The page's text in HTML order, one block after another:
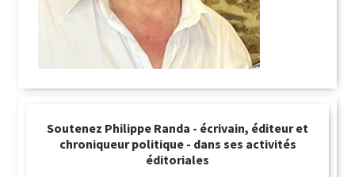
Soutenez Philippe Randa - écrivain, éditeur et
chroniqueur politique - dans ses activités
éditoriales